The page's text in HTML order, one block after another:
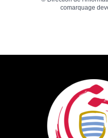
comarquage